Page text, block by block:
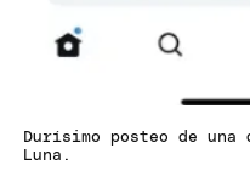
Durísimo posteo de
Luna.